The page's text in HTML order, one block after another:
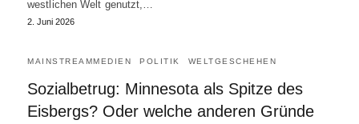
westlichen Welt genutzt,…
2. Juni 2026
MAINSTREAMMEDIEN POLITIK WELTGESCHEHEN
Sozialbetrug: Minnesota als Spitze des
Eisbergs? Oder welche anderen Gründe